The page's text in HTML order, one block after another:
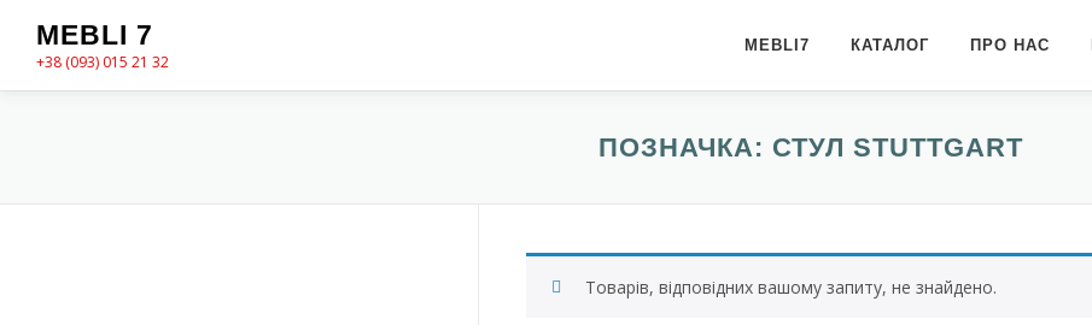
вмісту
MEBLI 7
+38 (093) 015 21 32
MEBLI7 КАТАЛОГ ПРО НАС
ПОЗНАЧКА: СТУЛ STUTTGART
Товарів, відповідних вашому запиту, не знайдено.